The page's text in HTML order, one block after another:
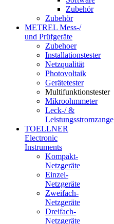
Zubehör
Zubehör
METREL Mess-/
und Prüfgeräte
Zubehoer
Installationstester
Netzqualität
Photovoltaik
Gerätetester
Multifunktionstester
Mikroohmmeter
Leck-/ &
Leistungsstromzange
TOELLNER
Electronic
Instruments
Kompakt-
Netzgeräte
Einzel-
Netzgeräte
Zweifach-
Netzgeräte
Dreifach-
Netzgeräte